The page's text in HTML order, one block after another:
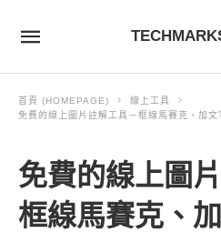
首頁 (HOMEPAGE)
線上工具
免費的線上圖片註解工具－框線馬賽克、加文
免費的線上圖
框線馬賽克、